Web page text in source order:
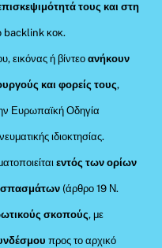
τους και στη
backlink κοκ.
εικόνας ή βίντεοανήκουν
και φορείς τους,
Ευρωπαϊκή Οδηγία
ιδιοκτησίας.
εντός των ορίων
(άρθρο 19 Ν.
σκοπούς, με
προς το αρχικό